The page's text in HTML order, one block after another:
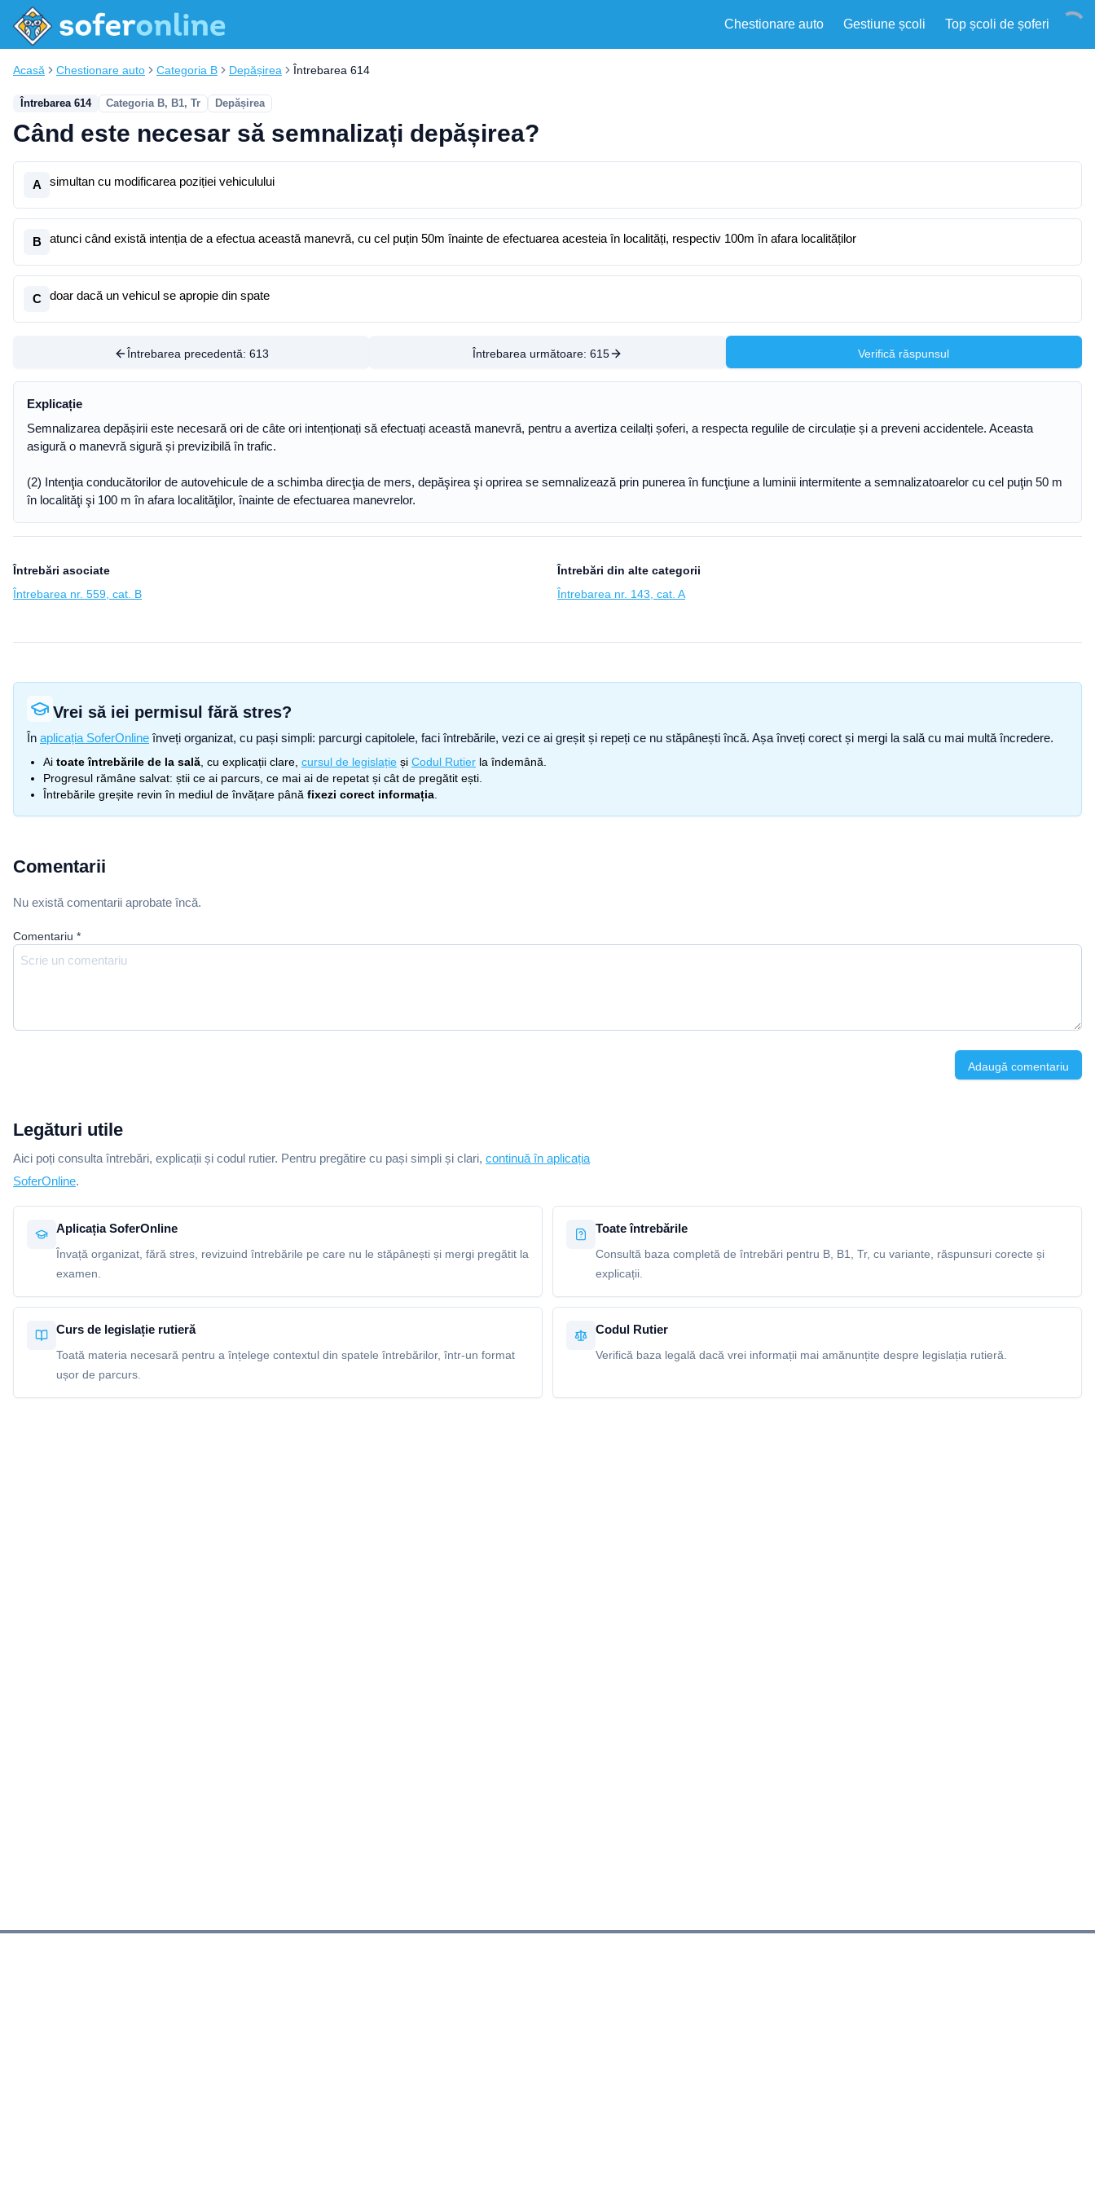
Chestionare auto Gestiune școli Top școli de șoferi
Acasă Chestionare auto Categoria B Depășirea Întrebarea 614
Întrebarea 614 Categoria B, B1, Tr Depășirea
Când este necesar să semnalizați depășirea?
A simultan cu modificarea poziției vehiculului
B atunci când există intenția de a efectua această manevră, cu cel puțin 50m înainte de efectuarea acesteia în localități, respectiv 100m în afara localităților
C doar dacă un vehicul se apropie din spate
Întrebarea precedentă: 613 Întrebarea următoare: 615 Verifică răspunsul
Explicație
Semnalizarea depășirii este necesară ori de câte ori intenționați să efectuați această manevră, pentru a avertiza ceilalți șoferi, a respecta regulile de circulație și a preveni accidentele. Aceasta
asigură o manevră sigură și previzibilă în trafic.
(2) Intenţia conducătorilor de autovehicule de a schimba direcţia de mers, depăşirea şi oprirea se semnalizează prin punerea în funcţiune a luminii intermitente a semnalizatoarelor cu cel puţin 50 m
în localităţi şi 100 m în afara localităţilor, înainte de efectuarea manevrelor.
Întrebări asociate
Întrebarea nr. 559, cat. B
Întrebări din alte categorii
Întrebarea nr. 143, cat. A
Vrei să iei permisul fără stres?
În aplicația SoferOnline înveți organizat, cu pași simpli: parcurgi capitolele, faci întrebările, vezi ce ai greșit și repeți ce nu stăpânești încă. Așa înveți corect și mergi la sală cu mai multă încredere.
Ai toate întrebările de la sală , cu explicații clare, cursul de legislație și Codul Rutier la îndemână.
Progresul rămâne salvat: știi ce ai parcurs, ce mai ai de repetat și cât de pregătit ești.
Întrebările greșite revin în mediul de învățare până fixezi corect informația
Comentarii
Nu există comentarii aprobate încă.
Comentariu *
Adaugă comentariu
Legături utile
Aici poți consulta întrebări, explicații și codul rutier. Pentru pregătire cu pași simpli și clari, continuă în aplicația
SoferOnline.
Aplicația SoferOnline
Învață organizat, fără stres, revizuind întrebările pe care nu le stăpânești și mergi pregătit la
examen.
Toate întrebările
Consultă baza completă de întrebări pentru B, B1, Tr, cu variante, răspunsuri corecte și
explicații.
Curs de legislație rutieră
Toată materia necesară pentru a înțelege contextul din spatele întrebărilor, într-un format
ușor de parcurs.
Codul Rutier
Verifică baza legală dacă vrei informații mai amănunțite despre legislația rutieră.